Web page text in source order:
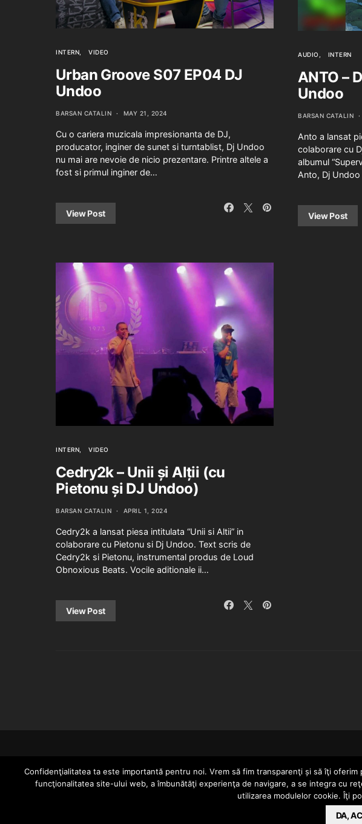
INTERN VIDEO
Urban Groove S07 EP04 DJ
Undoo
BARSAN CATALIN MAY 21, 2024
Cu o cariera muzicala impresionanta de DJ,
producator, inginer de sunet si turntablist, Dj Undoo
nu mai are nevoie de nicio prezentare. Printre altele a
fost si primul inginer de…
View Post
INTERN VIDEO
Cedry2k – Unii și Alții (cu
Pietonu și DJ Undoo)
BARSAN CATALIN APRIL 1, 2024
Cedry2k a lansat piesa intitulata “Unii si Altii” in
colaborare cu Pietonu si Dj Undoo. Text scris de
Cedry2k si Pietonu, instrumental produs de Loud
Obnoxious Beats. Vocile aditionale ii…
View Post
AUDIO INTERN
ANTO –
Undoo
BARSAN CATALIN
Anto a lansat
colaborare cu
albumul
Anto, Dj
View Post
Since 2005 | Copyright by HIPHOPLIVE ENTERTAINMENT SRL
Confidenţialitatea ta este importantă pentru noi. Vrem să fim transparenţi și să îţi
funcţionalitatea site-ului web, a îmbunătăţi experienţa de navigare, a se integra cu
utilizarea modulelor cookie. Îţi
DA,